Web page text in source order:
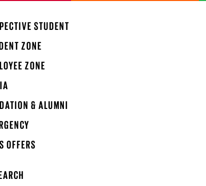
STUDENT
ZONE
ZONE
& ALUMNI
OFFERS